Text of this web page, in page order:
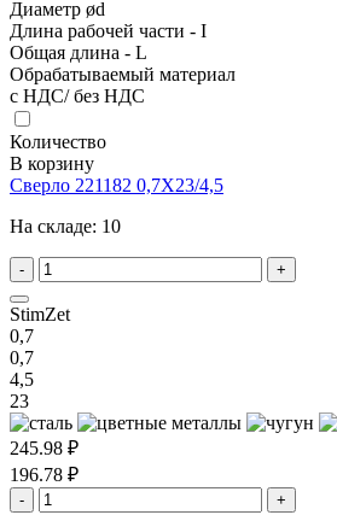
Диаметр ød
Длина рабочей части - I
Общая длина - L
Обрабатываемый материал
с НДС/ без НДС
Количество
В корзину
Сверло 221182 0,7X23/4,5
На складе: 10
- +
StimZet
0,7
0,7
4,5
23
245.98 ₽
196.78 ₽
- +